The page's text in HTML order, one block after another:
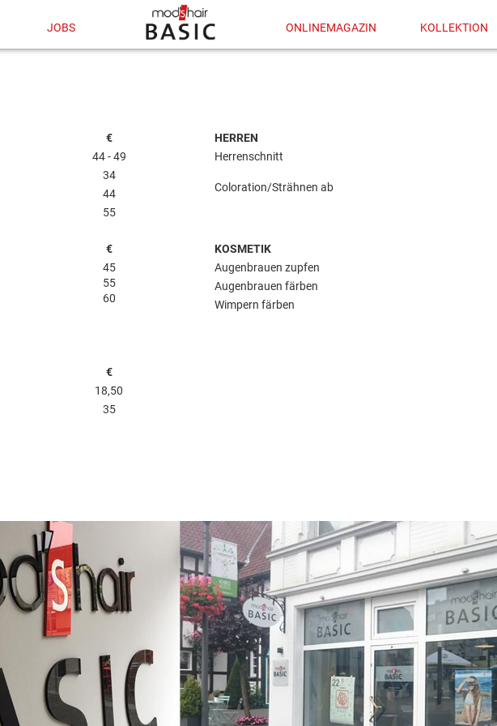
JOBS ONLINEMAGAZIN KOLLEKTION
€
44 - 49
34
44
55
HERREN
Herrenschnitt
Coloration/Strähnen ab
€
45
55
60
KOSMETIK
Augenbrauen zupfen
Augenbrauen färben
Wimpern färben
€
18,50
35